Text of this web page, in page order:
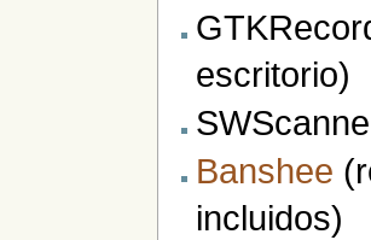
escritorio)
Banshee
incluidos)